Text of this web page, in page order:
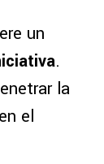
un
.
la
el